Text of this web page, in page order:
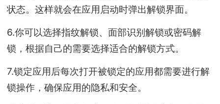
状态。这样就会在应用启动时弹出解锁界面。
6.你可以选择指纹解锁、面部识别解锁或密码解
锁，根据自己的需要选择适合的解锁方式。
7.锁定应用后每次打开被锁定的应用都需要进行解
锁操作，确保应用的隐私和安全。